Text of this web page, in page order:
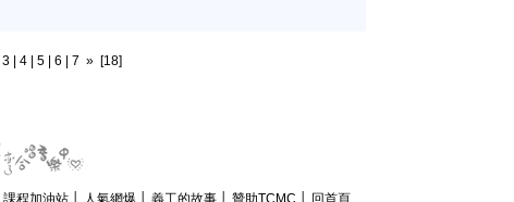
3 | 4 | 5 | 6 | 7 » [18]
課程加油站 人氣網爆 義工的故事 贊助TCMC 回首頁